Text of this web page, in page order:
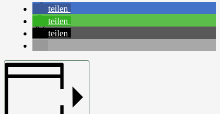
teilen
teilen
teilen